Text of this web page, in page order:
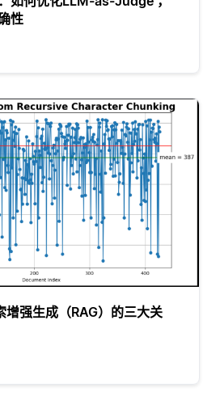
性
增强生成（RAG）的三大关